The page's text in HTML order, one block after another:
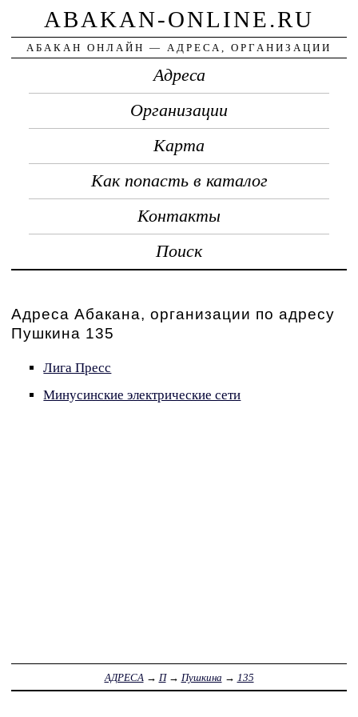
ABAKAN-ONLINE.RU
АБАКАН ОНЛАЙН — АДРЕСА, ОРГАНИЗАЦИИ
Адреса
Организации
Карта
Как попасть в каталог
Контакты
Поиск
Адреса Абакана, организации по адресу
Пушкина 135
Лига Пресс
Минусинские электрические сети
АДРЕСА → П→ Пушкина → 135